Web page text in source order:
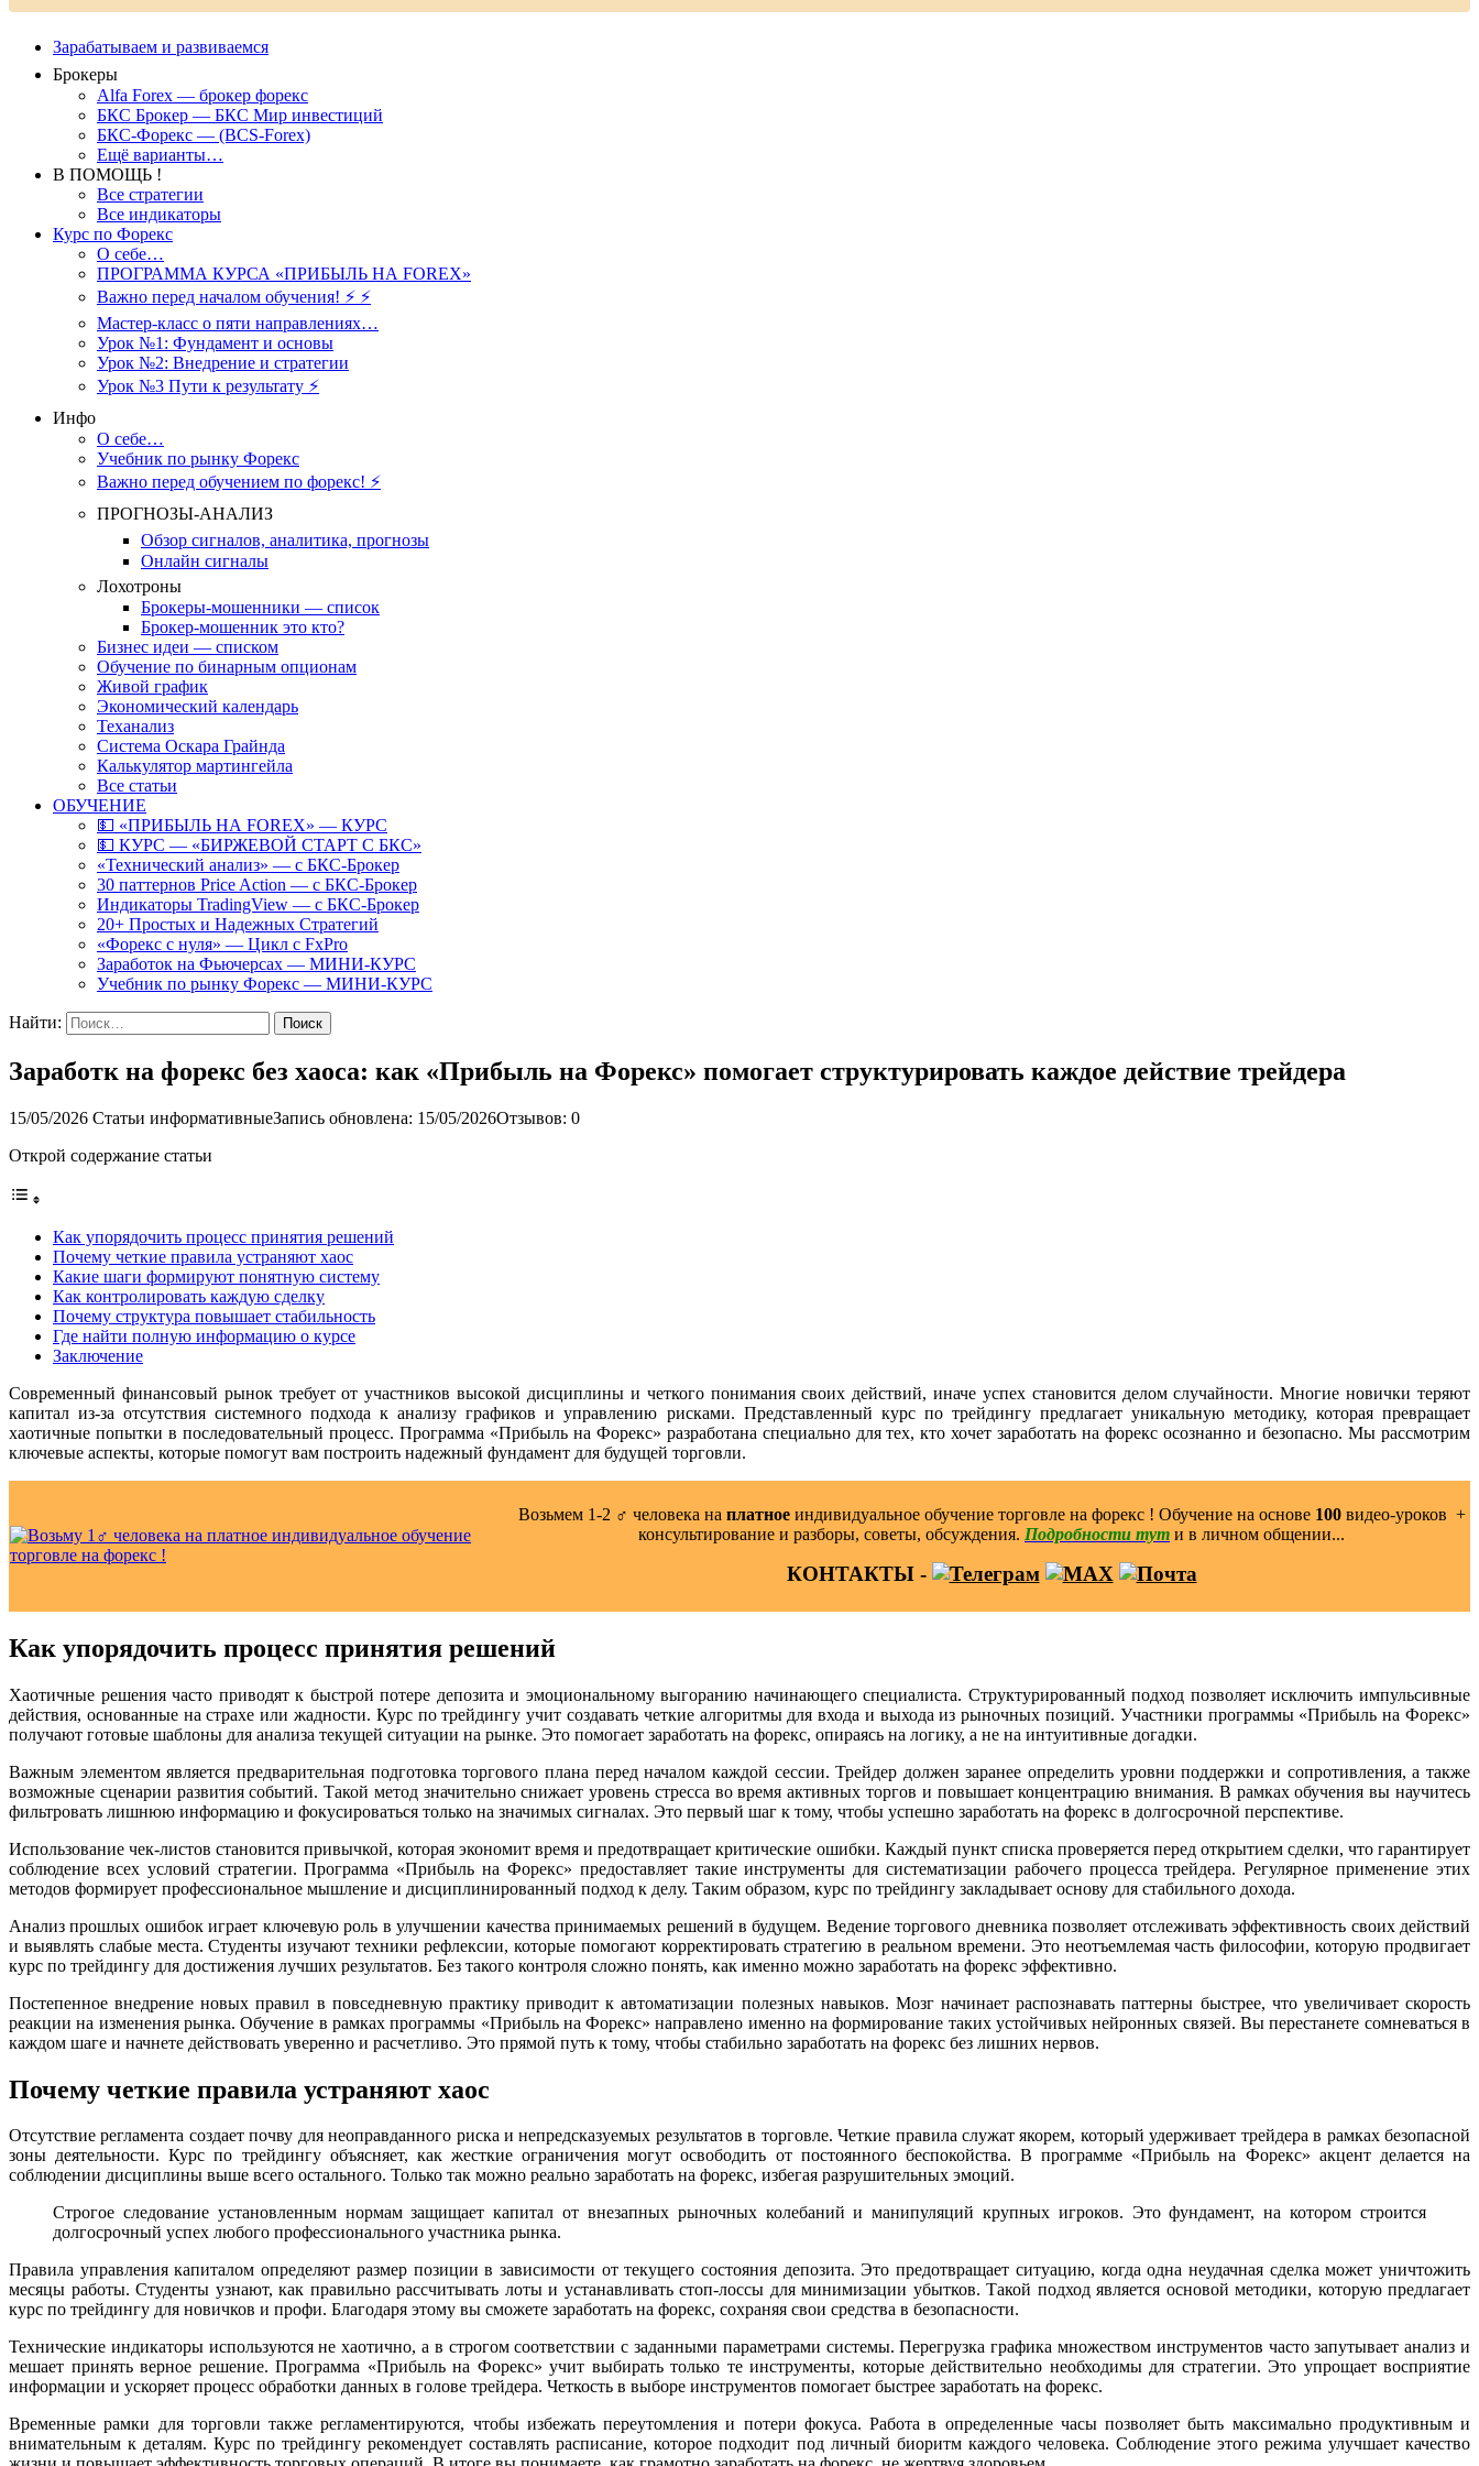
Зарабатываем и развиваемся
Брокеры
Alfa Forex — брокер форекс
БКС Брокер — БКС Мир инвестиций
БКС-Форекс — (BCS-Forex)
Ещё варианты…
В ПОМОЩЬ !
Все стратегии
Все индикаторы
Курс по Форекс
О себе…
ПРОГРАММА КУРСА «ПРИБЫЛЬ НА FOREX»
Важно перед началом обучения! ⚡ ⚡
Мастер-класс о пяти направлениях…
Урок №1: Фундамент и основы
Урок №2: Внедрение и стратегии
Урок №3 Пути к результату ⚡️
Инфо
О себе…
Учебник по рынку Форекс
Важно перед обучением по форекс! ⚡
ПРОГНОЗЫ-АНАЛИЗ
Обзор сигналов, аналитика, прогнозы
Онлайн сигналы
Лохотроны
Брокеры-мошенники — список
Брокер-мошенник это кто?
Бизнес идеи — списком
Обучение по бинарным опционам
Живой график
Экономический календарь
Теханализ
Система Оскара Грайнда
Калькулятор мартингейла
Все статьи
ОБУЧЕНИЕ
💵 «ПРИБЫЛЬ НА FOREX» — КУРС
💵 КУРС — «БИРЖЕВОЙ СТАРТ С БКС»
«Технический анализ» — с БКС-Брокер
30 паттернов Price Action — с БКС-Брокер
Индикаторы TradingView — с БКС-Брокер
20+ Простых и Надежных Стратегий
«Форекс с нуля» — Цикл с FxPro
Заработок на Фьючерсах — МИНИ-КУРС
Учебник по рынку Форекс — МИНИ-КУРС
Найти:
Заработк на форекс без хаоса: как «Прибыль на Форекс» помогает структурировать каждое действие трейдера
15/05/2026 Статьи информативныеЗапись обновлена: 15/05/2026Отзывов: 0
Открой содержание статьи
Как упорядочить процесс принятия решений
Почему четкие правила устраняют хаос
Какие шаги формируют понятную систему
Как контролировать каждую сделку
Почему структура повышает стабильность
Где найти полную информацию о курсе
Заключение
Современный финансовый рынок требует от участников высокой дисциплины и четкого понимания своих действий, иначе успех становится делом случайности. Многие новички теряют
капитал из-за отсутствия системного подхода к анализу графиков и управлению рисками. Представленный курс по трейдингу предлагает уникальную методику, которая превращает
хаотичные попытки в последовательный процесс. Программа «Прибыль на Форекс» разработана специально для тех, кто хочет заработать на форекс осознанно и безопасно. Мы рассмотрим
ключевые аспекты, которые помогут вам построить надежный фундамент для будущей торговли.
Возьмем 1-2 ‍♂️ человека на платноеиндивидуальное обучение торговле на форекс ! Обучение на основе 100видео-уроков ️ +
консультирование и разборы, советы, обсуждения. Подробности тут и в личном общении...
КОНТАКТЫ -
Как упорядочить процесс принятия решений
Хаотичные решения часто приводят к быстрой потере депозита и эмоциональному выгоранию начинающего специалиста. Структурированный подход позволяет исключить импульсивные
действия, основанные на страхе или жадности. Курс по трейдингу учит создавать четкие алгоритмы для входа и выхода из рыночных позиций. Участники программы «Прибыль на Форекс»
получают готовые шаблоны для анализа текущей ситуации на рынке. Это помогает заработать на форекс, опираясь на логику, а не на интуитивные догадки.
Важным элементом является предварительная подготовка торгового плана перед началом каждой сессии. Трейдер должен заранее определить уровни поддержки и сопротивления, а также
возможные сценарии развития событий. Такой метод значительно снижает уровень стресса во время активных торгов и повышает концентрацию внимания. В рамках обучения вы научитесь
фильтровать лишнюю информацию и фокусироваться только на значимых сигналах. Это первый шаг к тому, чтобы успешно заработать на форекс в долгосрочной перспективе.
Использование чек-листов становится привычкой, которая экономит время и предотвращает критические ошибки. Каждый пункт списка проверяется перед открытием сделки, что гарантирует
соблюдение всех условий стратегии. Программа «Прибыль на Форекс» предоставляет такие инструменты для систематизации рабочего процесса трейдера. Регулярное применение этих
методов формирует профессиональное мышление и дисциплинированный подход к делу. Таким образом, курс по трейдингу закладывает основу для стабильного дохода.
Анализ прошлых ошибок играет ключевую роль в улучшении качества принимаемых решений в будущем. Ведение торгового дневника позволяет отслеживать эффективность своих действий
и выявлять слабые места. Студенты изучают техники рефлексии, которые помогают корректировать стратегию в реальном времени. Это неотъемлемая часть философии, которую продвигает
курс по трейдингу для достижения лучших результатов. Без такого контроля сложно понять, как именно можно заработать на форекс эффективно.
Постепенное внедрение новых правил в повседневную практику приводит к автоматизации полезных навыков. Мозг начинает распознавать паттерны быстрее, что увеличивает скорость
реакции на изменения рынка. Обучение в рамках программы «Прибыль на Форекс» направлено именно на формирование таких устойчивых нейронных связей. Вы перестанете сомневаться в
каждом шаге и начнете действовать уверенно и расчетливо. Это прямой путь к тому, чтобы стабильно заработать на форекс без лишних нервов.
Почему четкие правила устраняют хаос
Отсутствие регламента создает почву для неоправданного риска и непредсказуемых результатов в торговле. Четкие правила служат якорем, который удерживает трейдера в рамках безопасной
зоны деятельности. Курс по трейдингу объясняет, как жесткие ограничения могут освободить от постоянного беспокойства. В программе «Прибыль на Форекс» акцент делается на
соблюдении дисциплины выше всего остального. Только так можно реально заработать на форекс, избегая разрушительных эмоций.
Строгое следование установленным нормам защищает капитал от внезапных рыночных колебаний и манипуляций крупных игроков. Это фундамент, на котором строится
долгосрочный успех любого профессионального участника рынка.
Правила управления капиталом определяют размер позиции в зависимости от текущего состояния депозита. Это предотвращает ситуацию, когда одна неудачная сделка может уничтожить
месяцы работы. Студенты узнают, как правильно рассчитывать лоты и устанавливать стоп-лоссы для минимизации убытков. Такой подход является основой методики, которую предлагает
курс по трейдингу для новичков и профи. Благодаря этому вы сможете заработать на форекс, сохраняя свои средства в безопасности.
Технические индикаторы используются не хаотично, а в строгом соответствии с заданными параметрами системы. Перегрузка графика множеством инструментов часто запутывает анализ и
мешает принять верное решение. Программа «Прибыль на Форекс» учит выбирать только те инструменты, которые действительно необходимы для стратегии. Это упрощает восприятие
информации и ускоряет процесс обработки данных в голове трейдера. Четкость в выборе инструментов помогает быстрее заработать на форекс.
Временные рамки для торговли также регламентируются, чтобы избежать переутомления и потери фокуса. Работа в определенные часы позволяет быть максимально продуктивным и
внимательным к деталям. Курс по трейдингу рекомендует составлять расписание, которое подходит под личный биоритм каждого человека. Соблюдение этого режима улучшает качество